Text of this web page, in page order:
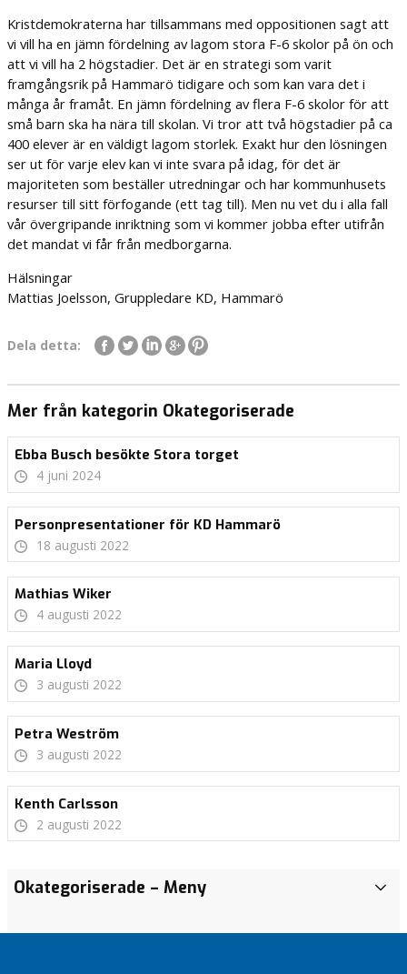
Kristdemokraterna har tillsammans med oppositionen sagt att
vi vill ha en jämn fördelning av lagom stora F-6 skolor på ön och
att vi vill ha 2 högstadier. Det är en strategi som varit
framgångsrik på Hammarö tidigare och som kan vara det i
många år framåt. En jämn fördelning av flera F-6 skolor för att
små barn ska ha nära till skolan. Vi tror att två högstadier på ca
400 elever är en väldigt lagom storlek. Exakt hur den lösningen
ser ut för varje elev kan vi inte svara på idag, för det är
majoriteten som beställer utredningar och har kommunhusets
resurser till sitt förfogande (ett tag till). Men nu vet du i alla fall
vår övergripande inriktning som vi kommer jobba efter utifrån
det mandat vi får från medborgarna.
Hälsningar
Mattias Joelsson, Gruppledare KD, Hammarö
Dela detta:
Mer från kategorin Okategoriserade
Ebba Busch besökte Stora torget
4 juni 2024
Personpresentationer för KD Hammarö
18 augusti 2022
Mathias Wiker
4 augusti 2022
Maria Lloyd
3 augusti 2022
Petra Weström
3 augusti 2022
Kenth Carlsson
2 augusti 2022
Okategoriserade – Meny
O